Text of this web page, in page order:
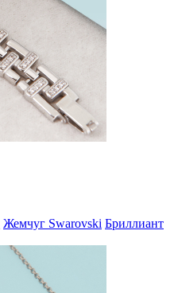
Жемчуг Swarovski Бриллиант